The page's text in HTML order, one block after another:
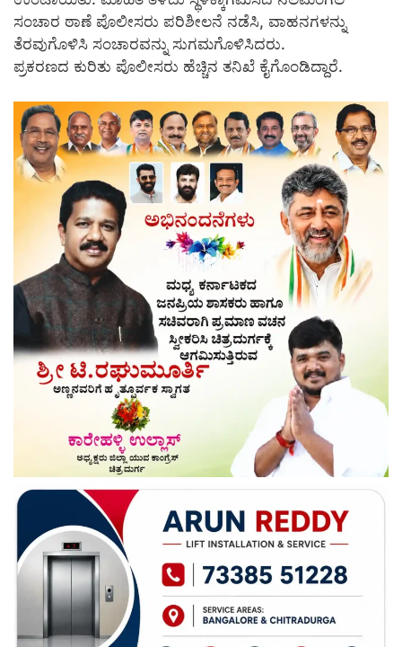
ಸಂಚಾರ ಠಾಣೆ ಪೊಲೀಸರು ಪರಿಶೀಲನೆ ನಡೆಸಿ, ವಾಹನಗಳನ್ನು
ತೆರವುಗೊಳಿಸಿ ಸಂಚಾರವನ್ನು ಸುಗಮಗೊಳಿಸಿದರು.
ಪ್ರಕರಣದ ಕುರಿತು ಪೊಲೀಸರು ಹೆಚ್ಚಿನ ತನಿಖೆ ಕೈಗೊಂಡಿದ್ದಾರೆ.